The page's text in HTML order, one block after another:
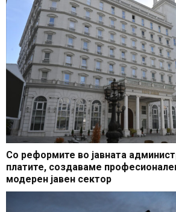
Со реформите во јавната
платите, создаваме
модерен јавен сектор